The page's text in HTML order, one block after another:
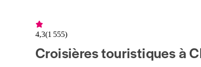
4,3(1 555)
Croisières touristiques à